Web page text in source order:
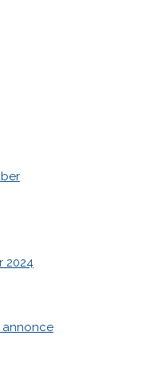
2024
annonce
til H-båd:
sælges